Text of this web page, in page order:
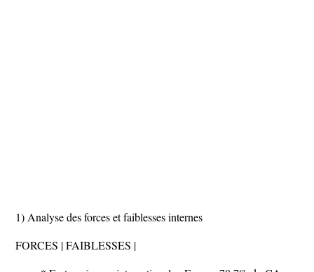
1) Analyse des forces et faiblesses internes
FORCES | FAIBLESSES |